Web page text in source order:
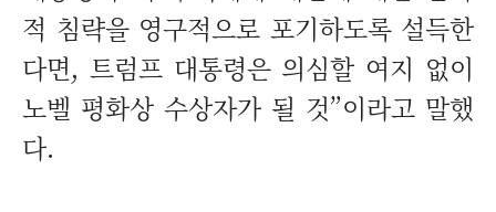
적 침략을 영구적으로 포기하도록 설득한
다면, 트럼프 대통령은 의심할 여지 없이
노벨 평화상 수상자가 될 것”이라고 말했
다.